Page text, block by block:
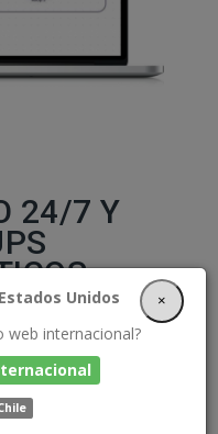
24/7 Y
y monitoreado
copias de
en la nube para
Unidos
web internacional?
×